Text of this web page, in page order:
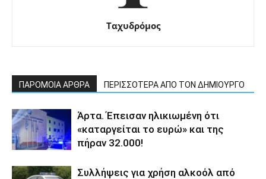
Ταχυδρόμος
ΠΑΡΟΜΟΙΑ ΑΡΘΡΑ ΠΕΡΙΣΣΟΤΕΡΑ ΑΠΟ ΤΟΝ ΔΗΜΙΟΥΡΓΟ
Άρτα. Έπεισαν ηλικιωμένη ότι
«καταργείται το ευρώ» και της
πήραν 32.000!
Συλλήψεις για χρήση αλκοόλ από